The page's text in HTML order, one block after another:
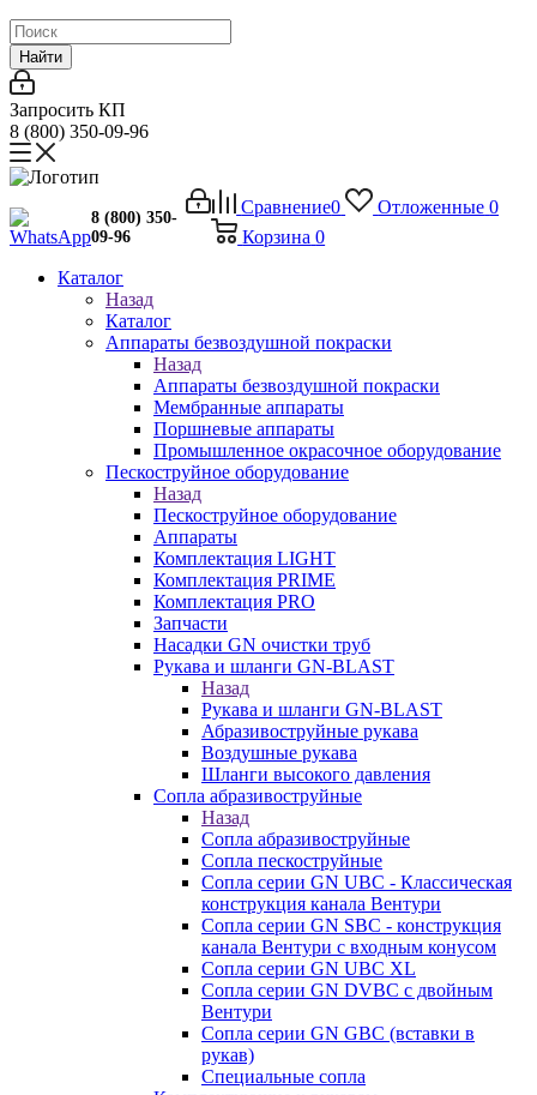
Найти
Запросить КП
8 (800) 350-09-96
Сравнение0 Отложенные 0
Корзина 0
8 (800) 350-
09-96
Каталог
Назад
Каталог
Аппараты безвоздушной покраски
Назад
Аппараты безвоздушной покраски
Мембранные аппараты
Поршневые аппараты
Промышленное окрасочное оборудование
Пескоструйное оборудование
Назад
Пескоструйное оборудование
Аппараты
Комплектация LIGHT
Комплектация PRIME
Комплектация PRO
Запчасти
Насадки GN очистки труб
Рукава и шланги GN-BLAST
Назад
Рукава и шланги GN-BLAST
Абразивоструйные рукава
Воздушные рукава
Шланги высокого давления
Сопла абразивоструйные
Назад
Сопла абразивоструйные
Сопла пескоструйные
Сопла серии GN UBC - Классическая
конструкция канала Вентури
Сопла серии GN SBC - конструкция
канала Вентури c входным конусом
Сопла серии GN UBC XL
Сопла серии GN DVBC с двойным
Вентури
Сопла серии GN GBC (вставки в
рукав)
Специальные сопла